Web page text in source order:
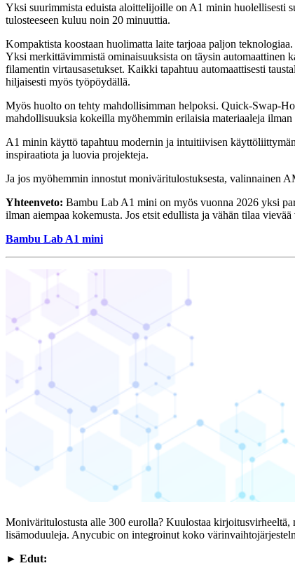
Yksi suurimmista eduista aloittelijoille on A1 minin huolellisesti
tulosteeseen kuluu noin 20 minuuttia.
Kompaktista koostaan huolimatta laite tarjoaa paljon
Yksi merkittävimmistä ominaisuuksista on täysin automaattinen
filamentin virtausasetukset. Kaikki tapahtuu automaattisesti
hiljaisesti myös työpöydällä.
Myös huolto on tehty mahdollisimman helpoksi. Quick-Swap-
mahdollisuuksia kokeilla myöhemmin erilaisia materiaaleja
A1 minin käyttö tapahtuu modernin ja intuitiivisen
inspiraatiota ja luovia projekteja.
Ja jos myöhemmin innostut moniväritulostuksesta, valinnainen
Yhteenveto: Bambu Lab A1 mini on myös vuonna 2026 yksi
ilman aiempaa kokemusta. Jos etsit edullista ja vähän tilaa
Bambu Lab A1 mini
Moniväritulostusta alle 300 eurolla? Kuulostaa kirjoitusvirheeltä,
lisämoduuleja. Anycubic on integroinut koko
► Edut: